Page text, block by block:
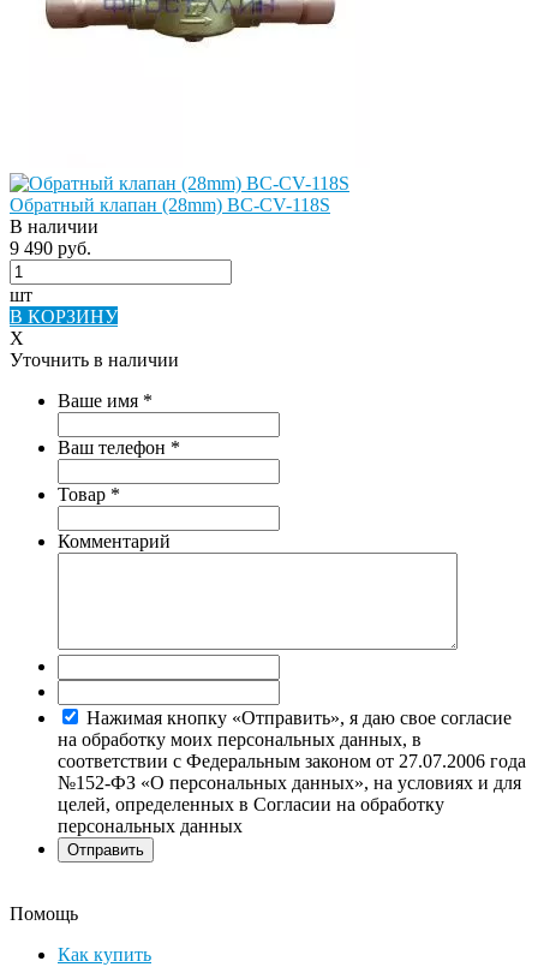
Обратный клапан (28mm) BC-CV-118S
В наличии
9 490 руб.
шт
В КОРЗИНУ
X
Уточнить в наличии
Ваше имя *
Ваш телефон *
Товар *
Комментарий
Нажимая кнопку «Отправить», я даю свое согласие
на обработку моих персональных данных, в
соответствии с Федеральным законом от 27.07.2006 года
№152-ФЗ «О персональных данных», на условиях и для
целей, определенных в Согласии на обработку
персональных данных
Помощь
Как купить